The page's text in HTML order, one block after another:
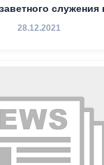
служения
молодого
28.12.2021